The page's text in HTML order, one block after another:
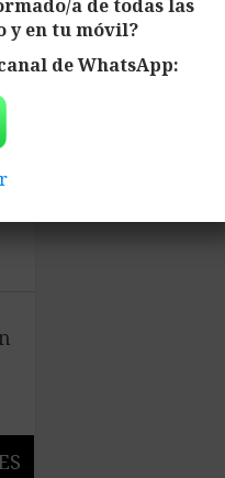
a de todas las
y en tu móvil?
de WhatsApp: